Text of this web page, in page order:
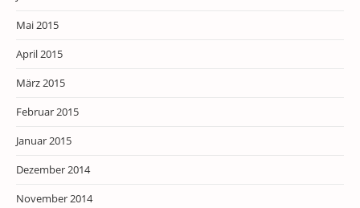
Mai 2015
April 2015
März 2015
Februar 2015
Januar 2015
Dezember 2014
November 2014